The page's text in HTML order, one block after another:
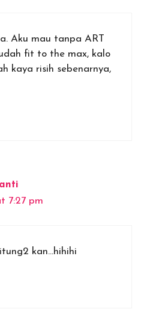
Aku mau tanpa ART
fit to the max, kalo
kaya risih sebenarnya,
7:27 pm
kan…hihihi